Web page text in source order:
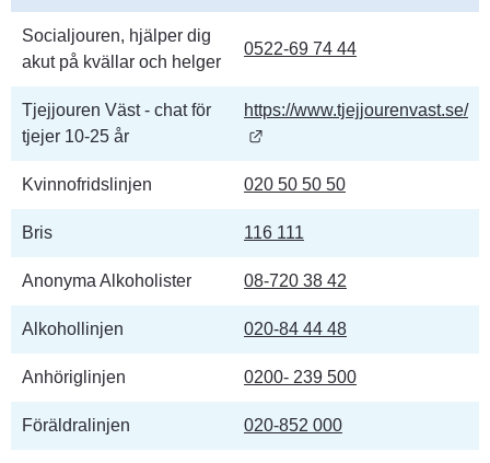
Socialjouren, hjälper dig
akut på kvällar och helger
0522-69 74 44
Tjejjouren Väst - chat för
tjejer 10-25 år
https://www.tjejjourenvast.se/
Kvinnofridslinjen 020 50 50 50
Bris 116 111
Anonyma Alkoholister 08-720 38 42
Alkohollinjen 020-84 44 48
Anhöriglinjen 0200- 239 500
Föräldralinjen 020-852 000